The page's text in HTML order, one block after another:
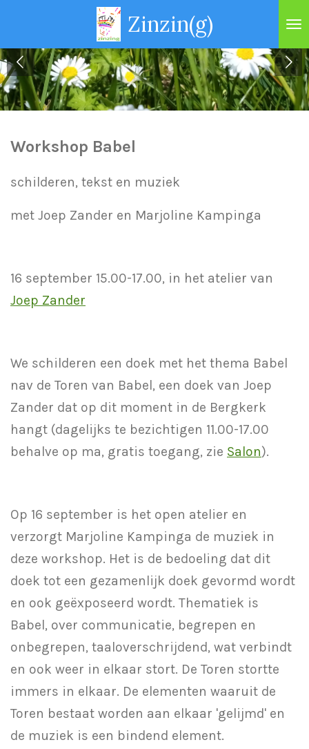
naar
de
hoofdinhoud
Zinzin(g)
Workshop Babel
schilderen, tekst en muziek
met Joep Zander en Marjoline Kampinga
16 september 15.00-17.00, in het atelier van
Joep Zander
We schilderen een doek met het thema Babel
nav de Toren van Babel, een doek van Joep
Zander dat op dit moment in de Bergkerk
hangt (dagelijks te bezichtigen 11.00-17.00
behalve op ma, gratis toegang, zie Salon).
Op 16 september is het open atelier en
verzorgt Marjoline Kampinga de muziek in
deze workshop. Het is de bedoeling dat dit
doek tot een gezamenlijk doek gevormd wordt
en ook geëxposeerd wordt. Thematiek is
Babel, over communicatie, begrepen en
onbegrepen, taaloverschrijdend, wat verbindt
en ook weer in elkaar stort. De Toren stortte
immers in elkaar. De elementen waaruit de
Toren bestaat worden aan elkaar 'gelijmd' en
de muziek is een bindend element.